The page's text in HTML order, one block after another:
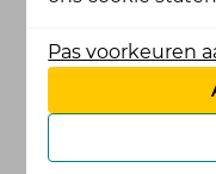
Pas voorkeuren